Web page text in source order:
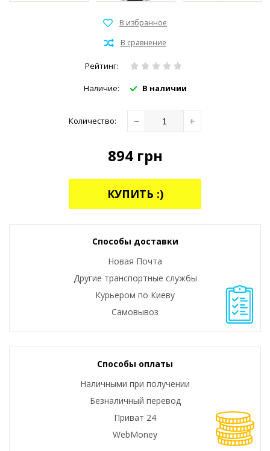
Рейтинг:
Наличие: В наличии
Количество: − +
894 грн
КУПИТЬ :)
Способы доставки
Новая Почта
Другие транспортные службы
Курьером по Киеву
Самовывоз
Способы оплаты
Наличными при получении
Безналичный перевод
Приват 24
WebMoney